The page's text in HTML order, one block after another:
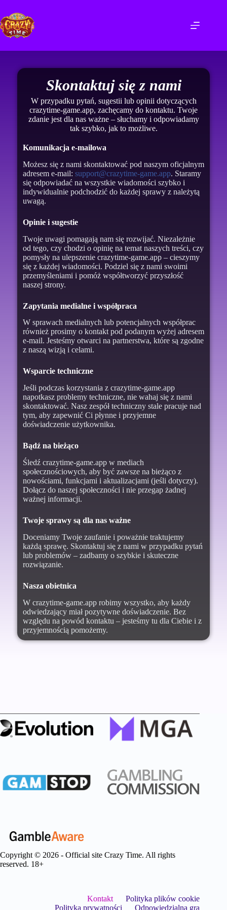
Skontaktuj się z nami
W przypadku pytań, sugestii lub opinii dotyczących
crazytime-game.app, zachęcamy do kontaktu. Twoje
zdanie jest dla nas ważne – słuchamy i odpowiadamy
tak szybko, jak to możliwe.
Komunikacja e-mailowa
Możesz się z nami skontaktować pod naszym oficjalnym
adresem e-mail: support@crazytime-game.app. Staramy
się odpowiadać na wszystkie wiadomości szybko i
indywidualnie podchodzić do każdej sprawy z należytą
uwagą.
Opinie i sugestie
Twoje uwagi pomagają nam się rozwijać. Niezależnie
od tego, czy chodzi o opinię na temat naszych treści, czy
pomysły na ulepszenie crazytime-game.app – cieszymy
się z każdej wiadomości. Podziel się z nami swoimi
przemyśleniami i pomóż współtworzyć przyszłość
naszej strony.
Zapytania medialne i współpraca
W sprawach medialnych lub potencjalnych współprac
również prosimy o kontakt pod podanym wyżej adresem
e-mail. Jesteśmy otwarci na partnerstwa, które są zgodne
z naszą wizją i celami.
Wsparcie techniczne
Jeśli podczas korzystania z crazytime-game.app
napotkasz problemy techniczne, nie wahaj się z nami
skontaktować. Nasz zespół techniczny stale pracuje nad
tym, aby zapewnić Ci płynne i przyjemne
doświadczenie użytkownika.
Bądź na bieżąco
Śledź crazytime-game.app w mediach
społecznościowych, aby być zawsze na bieżąco z
nowościami, funkcjami i aktualizacjami (jeśli dotyczy).
Dołącz do naszej społeczności i nie przegap żadnej
ważnej informacji.
Twoje sprawy są dla nas ważne
Doceniamy Twoje zaufanie i poważnie traktujemy
każdą sprawę. Skontaktuj się z nami w przypadku pytań
lub problemów – zadbamy o szybkie i skuteczne
rozwiązanie.
Nasza obietnica
W crazytime-game.app robimy wszystko, aby każdy
odwiedzający miał pozytywne doświadczenie. Bez
względu na powód kontaktu – jesteśmy tu dla Ciebie i z
przyjemnością pomożemy.
Copyright © 2026 - Official site Crazy Time. All rights
reserved. 18+
Kontakt
Polityka plików cookie
Polityka prywatności
Odpowiedzialna gra